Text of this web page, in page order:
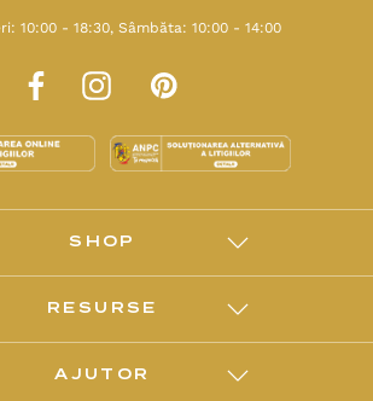
10:00 - 18:30, Sâmbăta: 10:00 - 14:00
SHOP
RESURSE
AJUTOR